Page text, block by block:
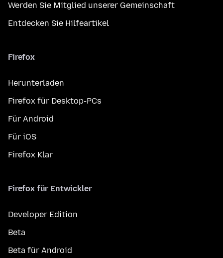
Werden Sie Mitglied unserer Gemeinschaft
Entdecken Sie Hilfeartikel
Firefox
Herunterladen
Firefox für Desktop-PCs
Für Android
Für iOS
Firefox Klar
Firefox für Entwickler
Developer Edition
Beta
Beta für Android